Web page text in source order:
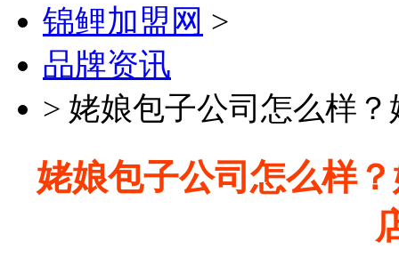
锦鲤加盟网 >
品牌资讯
> 姥娘包子公司怎么样
姥娘包子公司怎么样